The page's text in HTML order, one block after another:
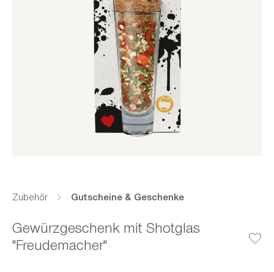
Zubehör Gutscheine & Geschenke
Gewürzgeschenk mit Shotglas
"Freudemacher"